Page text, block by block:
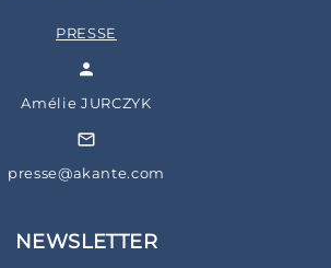
PRESSE
Amélie JURCZYK
presse@akante.com
NEWSLETTER